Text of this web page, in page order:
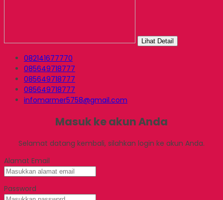
Lihat Detail
082141677770
085649718777
085649718777
085649718777
infomarmer5758@gmail.com
Masuk ke akun Anda
Selamat datang kembali, silahkan login ke akun Anda.
Alamat Email
Password